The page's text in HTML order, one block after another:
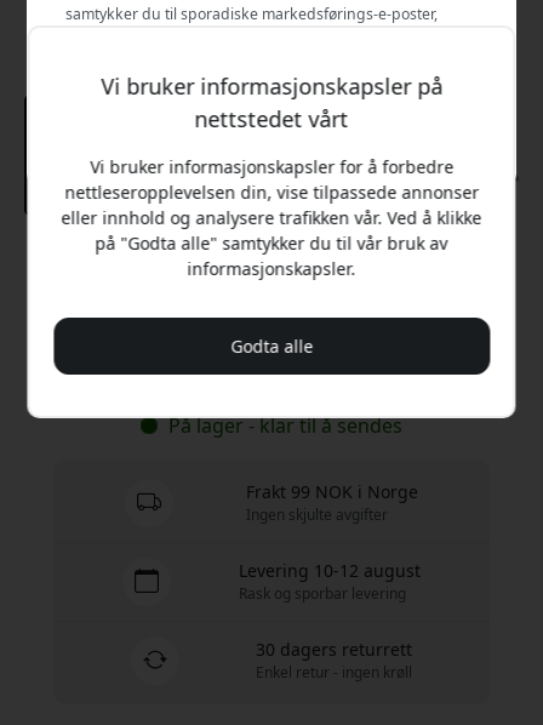
Anbefalt pris
499 NOK
På lager - klar til å sendes
Frakt 99 NOK i Norge
Ingen skjulte avgifter
Levering 10-12 august
Rask og sporbar levering
30 dagers returrett
Enkel retur - ingen krøll
Vi bruker informasjonskapsler på
nettstedet vårt
Vi bruker informasjonskapsler for å forbedre
nettleseropplevelsen din, vise tilpassede annonser
eller innhold og analysere trafikken vår. Ved å klikke
på "Godta alle" samtykker du til vår bruk av
informasjonskapsler.
Godta alle
samtykker du til sporadiske markedsførings-e-poster,
Nei, jeg vil heller betale full pris.